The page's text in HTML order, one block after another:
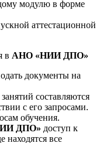
модулю в форме
аттестационной
в АНО «НИИ ДПО»
документы на
составляются
с его запросами.
обучения.
ДПО» доступ к
находятся все